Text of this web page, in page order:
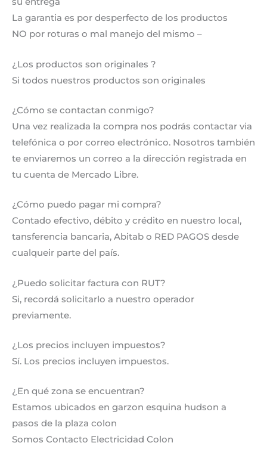
La garantia es por desperfecto de los productos
NO por roturas o mal manejo del mismo –
¿Los productos son originales ?
Si todos nuestros productos son originales
¿Cómo se contactan conmigo?
Una vez realizada la compra nos podrás contactar via
telefónica o por correo electrónico. Nosotros también
te enviaremos un correo a la dirección registrada en
tu cuenta de Mercado Libre.
¿Cómo puedo pagar mi compra?
Contado efectivo, débito y crédito en nuestro local,
tansferencia bancaria, Abitab o RED PAGOS desde
cualqueir parte del país.
¿Puedo solicitar factura con RUT?
Si, recordá solicitarlo a nuestro operador
previamente.
¿Los precios incluyen impuestos?
Sí. Los precios incluyen impuestos.
¿En qué zona se encuentran?
Estamos ubicados en garzon esquina hudson a
pasos de la plaza colon
Somos Contacto Electricidad Colon